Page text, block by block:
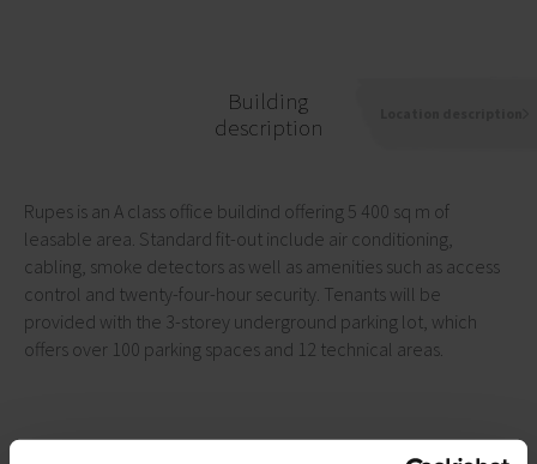
Building
description
Rupes is an A class office buildind offering 5 400 sq m of
leasable area. Standard fit-out include air conditioning,
cabling, smoke detectors as well as amenities such as access
control and twenty-four-hour security. Tenants will be
provided with the 3-storey underground parking lot, which
offers over 100 parking spaces and 12 technical areas.